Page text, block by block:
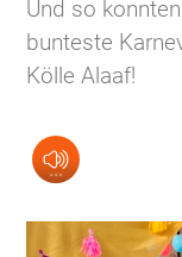
Und so
bunteste
Kölle Alaaf!